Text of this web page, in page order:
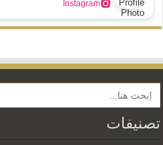
Instagram
Search Button
تصنيفات